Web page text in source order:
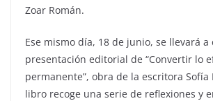
Zoar Román.
Ese mismo día, 18 de junio, se llevará a
presentación editorial de “Convertir lo
permanente”, obra de la escritora Sofía
libro recoge una serie de reflexiones y